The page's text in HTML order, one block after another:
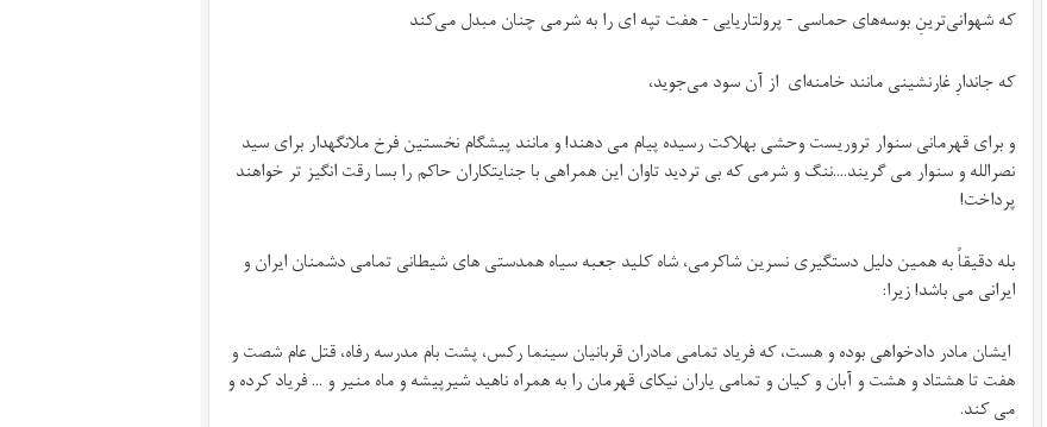
که شهوانی‌ترینِ بوسه‌های حماسی - پرولتاریایی - هفت تپه ای را به شرمی چنان مبدل می‌کند
که جاندارِ غارنشینی مانند خامنه‌ای از آن سود می‌جوید،
و برای قهرمانی سنوار تروریست وحشی بهلاکت رسیده پیام می دهند! و مانند پیشگام نخستین فرخ ملانگهدار برای سید
نصرالله و سنوار می گریند….ننگ و شرمی که بی تردید تاوان این همراهی با جنایتکاران حاکم را بسا رقت انگیز تر خواهند
پرداخت!
بله دقیقاً به همین دلیل دستگیری نسرین شاکرمی، شاه کلید جعبه سیاه همدستی های شیطانی تمامی دشمنان ایران و
ایرانی می باشد! زیرا:
ایشان مادر دادخواهی بوده و هست، که فریاد تمامی مادران قربانیان سینما رکس، پشت بام مدرسه رفاه، قتل عام شصت و
هفت تا هشتاد و هشت و آبان و کیان و تمامی یاران نیکای قهرمان را به همراه ناهید شیرپیشه و ماه منیر و … فریاد کرده و
می کند.